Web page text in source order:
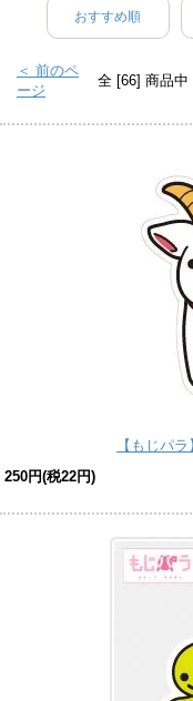
おすすめ順
＜ 前のペ
ージ
全 [66] 商品中
【もじパ
250円(税22円)